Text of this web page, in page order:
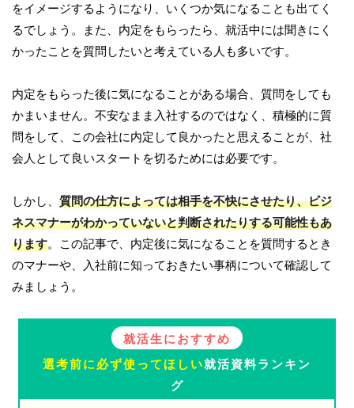
をイメージするようになり、いくつか気になることも出てく
るでしょう。また、内定をもらったら、就活中には聞きにく
かったことを質問したいと考えている人も多いです。
内定をもらった後に気になることがある場合、質問をしても
かまいません。不安なまま入社するのではなく、積極的に質
問をして、この会社に内定して良かったと思えることが、社
会人として良いスタートを切るためには必要です。
しかし、 質問の仕方によっては相手を不快にさせたり、ビジ
ネスマナーがわかっていないと判断されたりする可能性もあ
ります。この記事で、内定後に気になることを質問するとき
のマナーや、入社前に知っておきたい事柄について確認して
みましょう。
就活生におすすめ
選考前に必ず使ってほしい就活資料ランキン
グ